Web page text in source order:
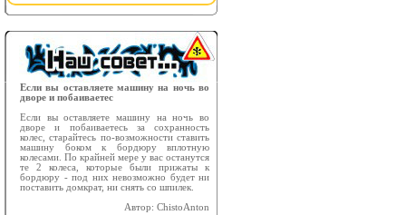
Если вы оставляете машину на ночь во
дворе и побаиваетес
Если вы оставляете машину на ночь во
дворе и побаиваетесь за сохранность
колес, старайтесь по-возможности ставить
машину боком к бордюру вплотную
колесами. По крайней мере у вас останутся
те 2 колеса, которые были прижаты к
бордюру - под них невозможно будет ни
поставить домкрат, ни снять со шпилек.
Автор: ChistoAnton